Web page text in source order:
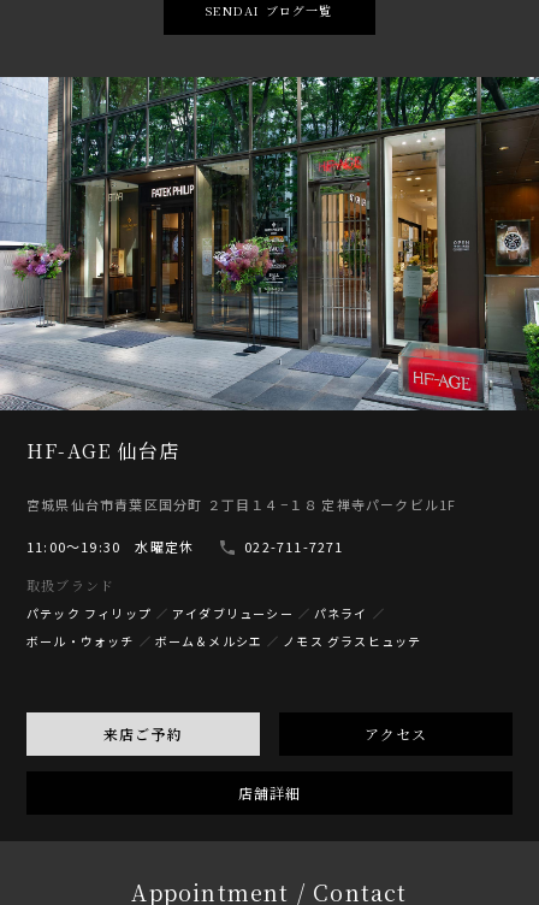
SENDAI ブログ一覧
HF-AGE 仙台店
宮城県仙台市青葉区国分町 ２丁目１４−１８ 定禅寺パークビル1F
11:00〜19:30 水曜定休
022-711-7271
取扱ブランド
パテック フィリップ アイダブリューシー
パネライ
ボール・ウォッチ
ボーム＆メルシエ ノモス グラスヒュッテ
来店ご予約 アクセス
店舗詳細
Appointment / Contact